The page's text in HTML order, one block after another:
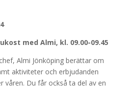
med Almi, kl. 09.00-09.45
Almi Jönköping berättar om
aktiviteter och erbjudanden
våren. Du får också ta del av en